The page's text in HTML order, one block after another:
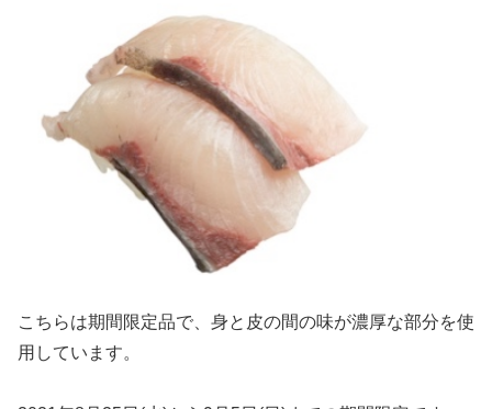
こちらは期間限定品で、身と皮の間の味が濃厚な部分を使
用しています。